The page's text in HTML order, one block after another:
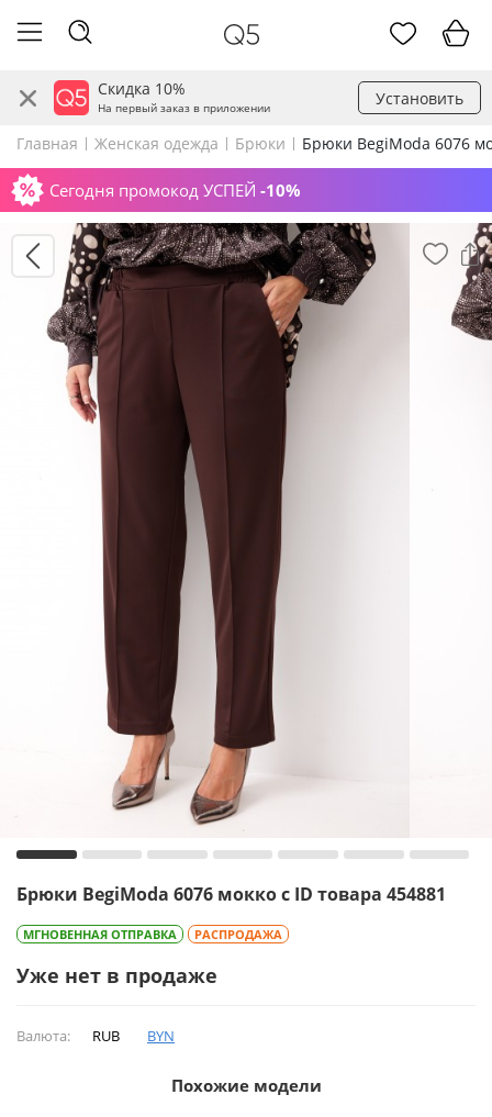
Скидка 10%
На первый заказ в приложении Установить
Главная Женская одежда Брюки Брюки BegiModa 6076
Сегодня промокод УСПЕЙ -10%
Брюки BegiModa 6076 мокко с ID товара 454881
МГНОВЕННАЯ ОТПРАВКА РАСПРОДАЖА
Уже нет в продаже
Валюта: RUB BYN
Похожие модели